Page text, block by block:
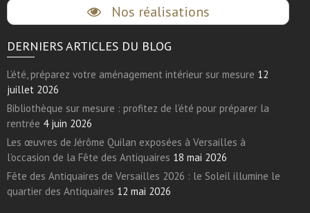
Nos réalisations
DERNIERS ARTICLES DU BLOG
L’été, préparez votre aménagement intérieur sur mesure 12
juillet 2026
Bibliothèque sur mesure : profitez de l’été pour préparer la
rentrée 4 juin 2026
Les œuvres de Jérôme Quilan exposées à Versailles à
l’occasion de la Fête des Antiquaires 18 mai 2026
Fête des Antiquaires de Versailles 2026 : le Soleil illumine le
quartier des Antiquaires 12 mai 2026